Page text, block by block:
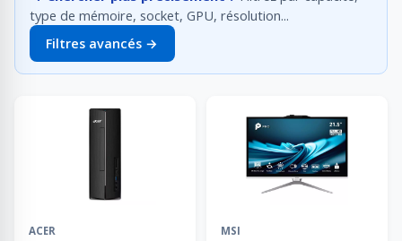
type de mémoire, socket, GPU, résolution...
Filtres avancés →
ACER MSI